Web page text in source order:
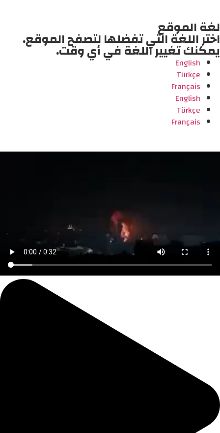
لغة الموقع
اختر اللغة التي تفضلها لتصفح الموقع.
يمكنك تغيير اللغة في أي وقت.
English
Türkçe
Français
English
Türkçe
Français